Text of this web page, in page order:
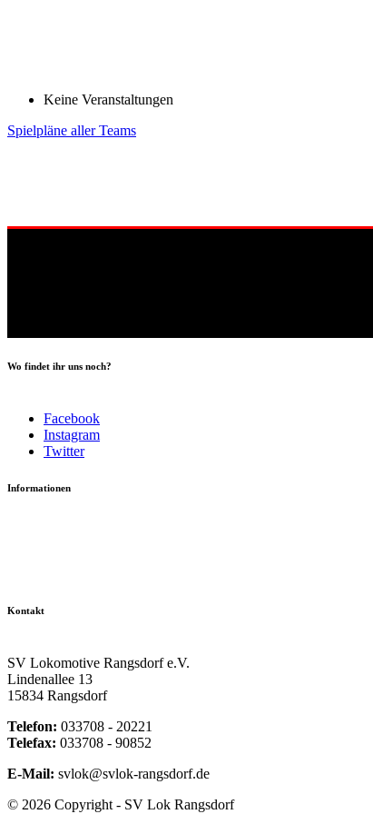
Keine Veranstaltungen
Spielpläne aller Teams
Wo findet ihr uns noch?
Facebook
Instagram
Twitter
Informationen
Kontakt
SV Lokomotive Rangsdorf e.V.
Lindenallee 13
15834 Rangsdorf
Telefon: 033708 - 20221
Telefax: 033708 - 90852
E-Mail: svlok@svlok-rangsdorf.de
© 2026 Copyright - SV Lok Rangsdorf